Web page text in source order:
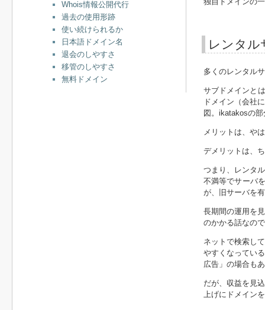
Whois情報公開代行
過去の使用形跡
使い続けられるか
日本語ドメイン名
退会のしやすさ
移管のしやすさ
無料ドメイン
レンタル
多くのレンタル
サブドメインと
ドメイン（会社
図。ikatakosの
メリットは、や
デメリットは、
つまり、レンタ
不満等でサーバ
が、旧サーバを
長期間の運用を
のかかる話なの
ネットで検索し
やすくなってい
広告」の場合も
だが、収益を見
上げにドメイン